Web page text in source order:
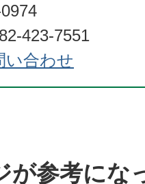
423-7551
い合わせ
が参考にな